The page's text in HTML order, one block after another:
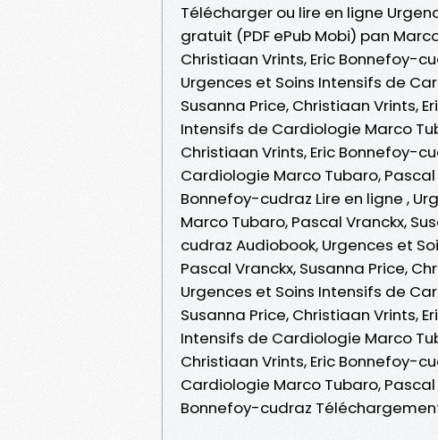
Télécharger ou lire en ligne
gratuit (PDF ePub Mobi) pan
Christiaan Vrints, Eric Bonnefoy-
Urgences et Soins Intensifs de
Susanna Price, Christiaan Vrints,
Intensifs de Cardiologie Marco
Christiaan Vrints, Eric Bonnefoy-
Cardiologie Marco Tubaro, Pascal
Bonnefoy-cudraz Lire en ligne ,
Marco Tubaro, Pascal Vranckx,
cudraz Audiobook, Urgences et
Pascal Vranckx, Susanna Price,
Urgences et Soins Intensifs de
Susanna Price, Christiaan Vrints,
Intensifs de Cardiologie Marco
Christiaan Vrints, Eric Bonnefoy-
Cardiologie Marco Tubaro, Pascal
Bonnefoy-cudraz